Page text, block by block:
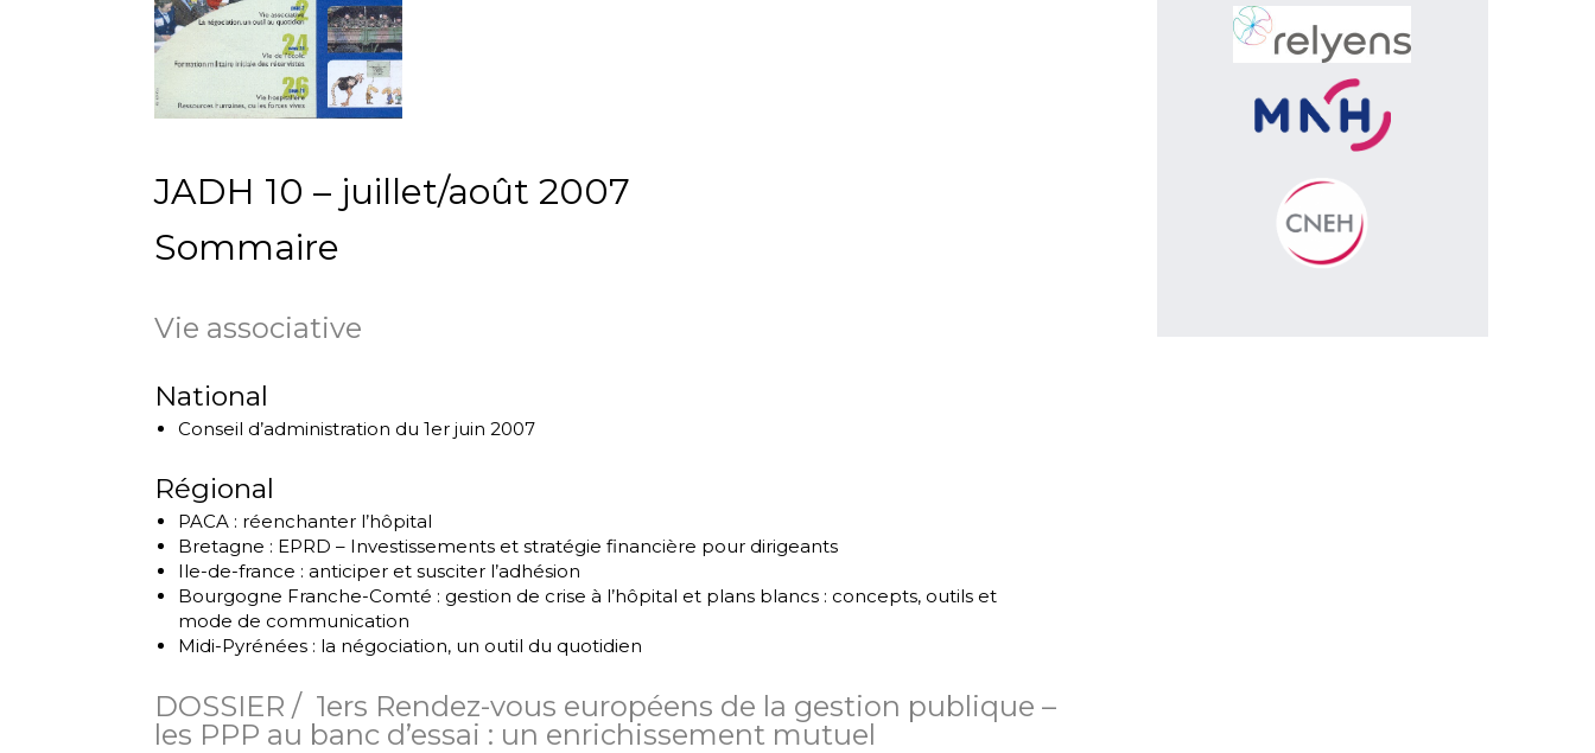
JADH 10 – juillet/août 2007
Sommaire
Vie associative
National
Conseil d’administration du 1er juin 2007
Régional
PACA : réenchanter l’hôpital
Bretagne : EPRD – Investissements et stratégie financière pour dirigeants
Ile-de-france : anticiper et susciter l’adhésion
Bourgogne Franche-Comté : gestion de crise à l’hôpital et plans blancs : concepts, outils et
mode de communication
Midi-Pyrénées : la négociation, un outil du quotidien
DOSSIER / 1ers Rendez-vous européens de la gestion publique –
les PPP au banc d’essai : un enrichissement mutuel